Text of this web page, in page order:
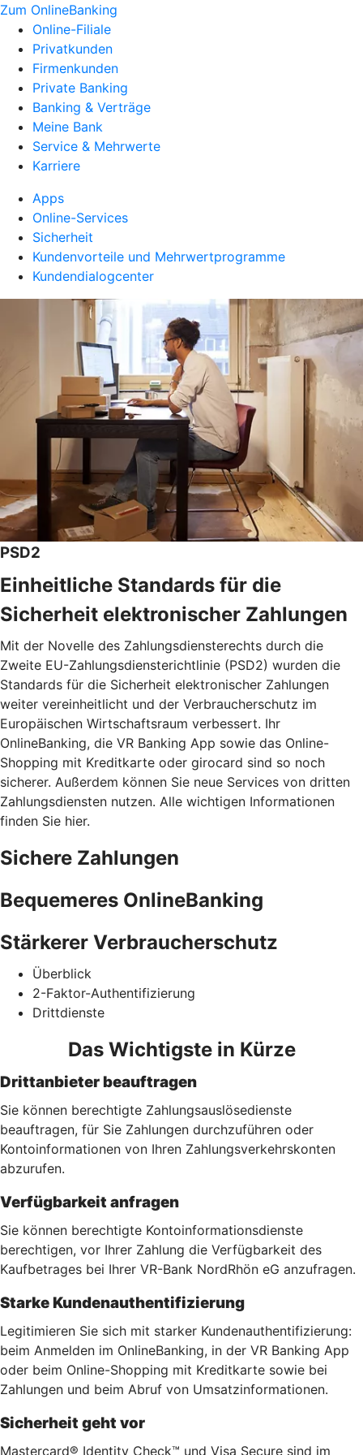
Zum OnlineBanking
Online-Filiale
Privatkunden
Firmenkunden
Private Banking
Banking & Verträge
Meine Bank
Service & Mehrwerte
Karriere
Apps
Online-Services
Sicherheit
Kundenvorteile und Mehrwertprogramme
Kundendialogcenter
PSD2
Einheitliche Standards für die
Sicherheit elektronischer Zahlungen
Mit der Novelle des Zahlungsdiensterechts durch die
Zweite EU-Zahlungsdiensterichtlinie (PSD2) wurden die
Standards für die Sicherheit elektronischer Zahlungen
weiter vereinheitlicht und der Verbraucherschutz im
Europäischen Wirtschaftsraum verbessert. Ihr
OnlineBanking, die VR Banking App sowie das Online-
Shopping mit Kreditkarte oder girocard sind so noch
sicherer. Außerdem können Sie neue Services von dritten
Zahlungsdiensten nutzen. Alle wichtigen Informationen
finden Sie hier.
Sichere Zahlungen
Bequemeres OnlineBanking
Stärkerer Verbraucherschutz
Überblick
2-Faktor-Authentifizierung
Drittdienste
Das Wichtigste in Kürze
Drittanbieter beauftragen
Sie können berechtigte Zahlungsauslösedienste
beauftragen, für Sie Zahlungen durchzuführen oder
Kontoinformationen von Ihren Zahlungsverkehrskonten
abzurufen.
Verfügbarkeit anfragen
Sie können berechtigte Kontoinformationsdienste
berechtigen, vor Ihrer Zahlung die Verfügbarkeit des
Kaufbetrages bei Ihrer VR-Bank NordRhön eG anzufragen.
Starke Kundenauthentifizierung
Legitimieren Sie sich mit starker Kundenauthentifizierung:
beim Anmelden im OnlineBanking, in der VR Banking App
oder beim Online-Shopping mit Kreditkarte sowie bei
Zahlungen und beim Abruf von Umsatzinformationen.
Sicherheit geht vor
Mastercard® Identity Check™ und Visa Secure sind im